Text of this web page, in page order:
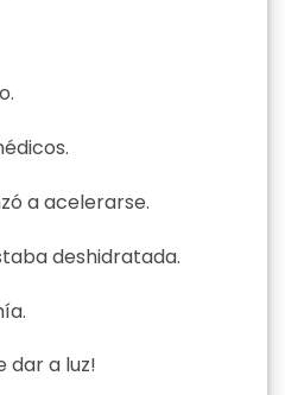
a acelerarse.
deshidratada.
dar a luz!